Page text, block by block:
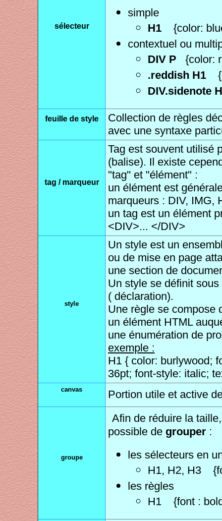
sélecteur
simple
H1
{color:
contextuel ou
DIV P
{color:
.reddish H1
DIV.sidenote
feuille de style
Collection de règles
avec une syntaxe
tag / marqueur
Tag est souvent utilisé
(balise). Il existe
"tag" et "élément" :
un élément est
marqueurs : DIV, IMG,
un tag est un élément
<DIV>... </DIV>
style
Un style est un
ou de mise en page
une section de
Un style se définit
( déclaration).
Une règle se compose
un élément HTML
une énumération de
exemple :
H1 { color: burlywood;
36pt; font-style: italic;
canvas Portion utile et active
groupe
Afin de réduire la
possible de grouper :
les sélecteurs en
H1, H2, H3
les règles
H1 {font :